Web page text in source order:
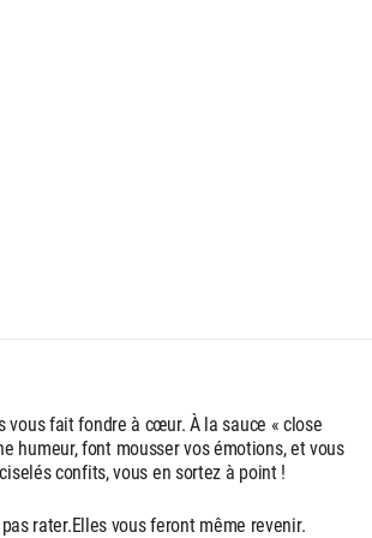
fait fondre à cœur. À la sauce « close
humeur, font mousser vos émotions, et vous
confits, vous en sortez à point !
rater.Elles vous feront même revenir.